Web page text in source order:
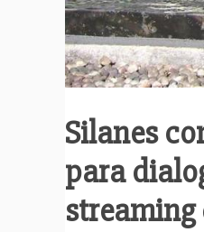
Silanes
para